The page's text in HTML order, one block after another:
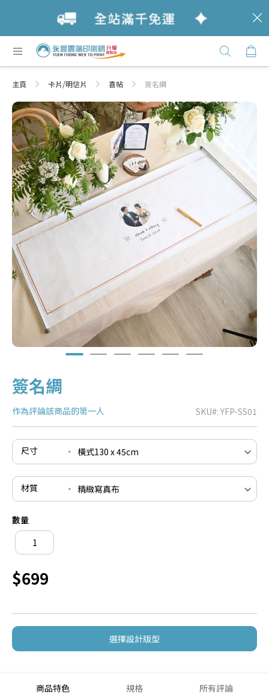
過
到
容
主頁 卡片/明信片 喜帖 簽名綢
簽名綢
作為評論該商品的第一人 SKU YFP-SS01
尺寸
材質
數量
$699
選擇設計版型
Skip
to
the
end
of
the
images
gallery
Skip
to
the
beginning
of
the
images
gallery
商品特色 規格 所有評論